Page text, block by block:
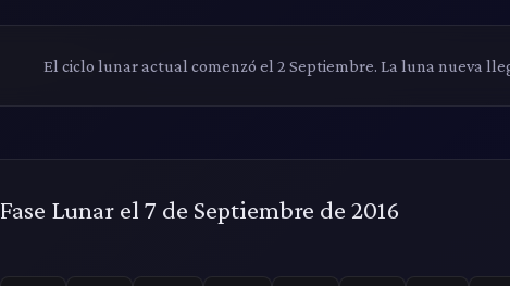
El ciclo lunar actual comenzó el 2 Septiembre. La luna nueva
Fase Lunar el 7 de Septiembre de 2016